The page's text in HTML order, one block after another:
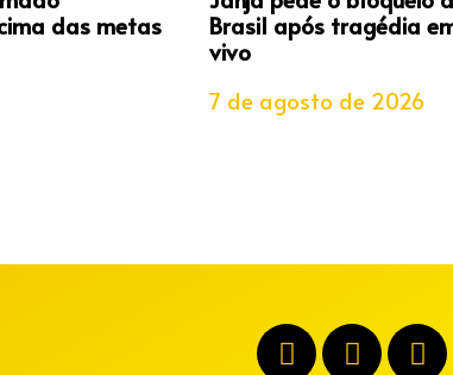
das metas
Brasil após tragédia
vivo
7 de agosto de 2026